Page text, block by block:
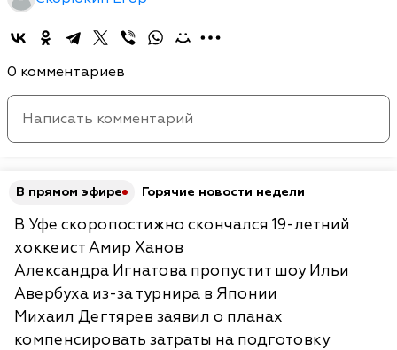
0 комментариев
В прямом эфире Горячие новости недели
В Уфе скоропостижно скончался 19-летний
хоккеист Амир Ханов
Александра Игнатова пропустит шоу Ильи
Авербуха из-за турнира в Японии
Михаил Дегтярев заявил о планах
компенсировать затраты на подготовку